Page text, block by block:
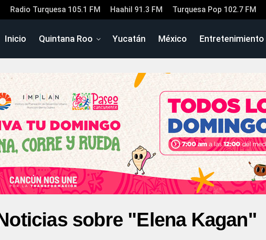
Radio Turquesa 105.1 FM Haahil 91.3 FM Turquesa Pop 102.7 FM
Inicio Quintana Roo Yucatán México Entretenimiento
sobre "Elena Kagan"